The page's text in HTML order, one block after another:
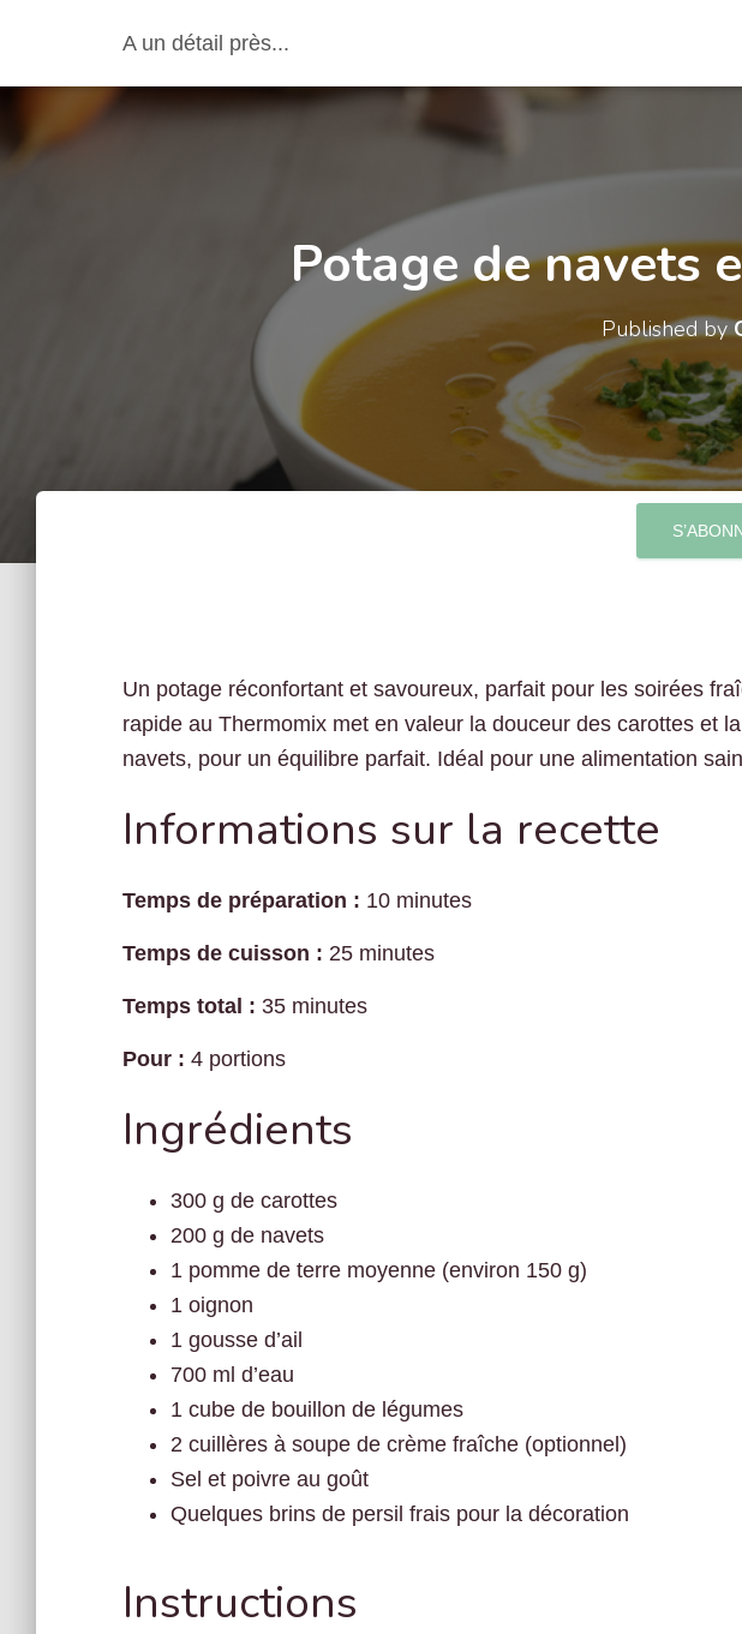
A un détail près...
Potage de navets
Published by
Un potage réconfortant et savoureux, parfait pour les soirées
rapide au Thermomix met en valeur la douceur des carottes et
navets, pour un équilibre parfait. Idéal pour une alimentation
Informations sur la recette
Temps de préparation : 10 minutes
Temps de cuisson : 25 minutes
Temps total : 35 minutes
Pour : 4 portions
Ingrédients
300 g de carottes
200 g de navets
1 pomme de terre moyenne (environ 150 g)
1 oignon
1 gousse d’ail
700 ml d’eau
1 cube de bouillon de légumes
2 cuillères à soupe de crème fraîche (optionnel)
Sel et poivre au goût
Quelques brins de persil frais pour la décoration
Instructions